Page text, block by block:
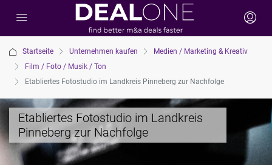
Startseite Unternehmen kaufen
Medien / Marketing & Kreativ
Film / Foto / Musik / Ton
Etabliertes Fotostudio im Landkreis Pinneberg zur Nachfolge
Etabliertes Fotostudio im Landkreis
Pinneberg zur Nachfolge